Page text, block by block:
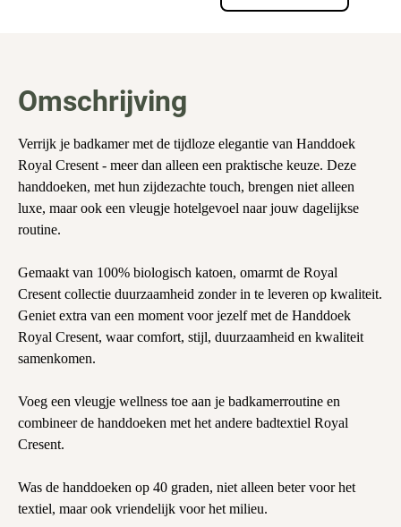
Omschrijving
Verrijk je badkamer met de tijdloze elegantie van Handdoek
Royal Cresent - meer dan alleen een praktische keuze. Deze
handdoeken, met hun zijdezachte touch, brengen niet alleen
luxe, maar ook een vleugje hotelgevoel naar jouw dagelijkse
routine.
Gemaakt van 100% biologisch katoen, omarmt de Royal
Cresent collectie duurzaamheid zonder in te leveren op kwaliteit.
Geniet extra van een moment voor jezelf met de Handdoek
Royal Cresent, waar comfort, stijl, duurzaamheid en kwaliteit
samenkomen.
Voeg een vleugje wellness toe aan je badkamerroutine en
combineer de handdoeken met het andere badtextiel Royal
Cresent.
Was de handdoeken op 40 graden, niet alleen beter voor het
textiel, maar ook vriendelijk voor het milieu.